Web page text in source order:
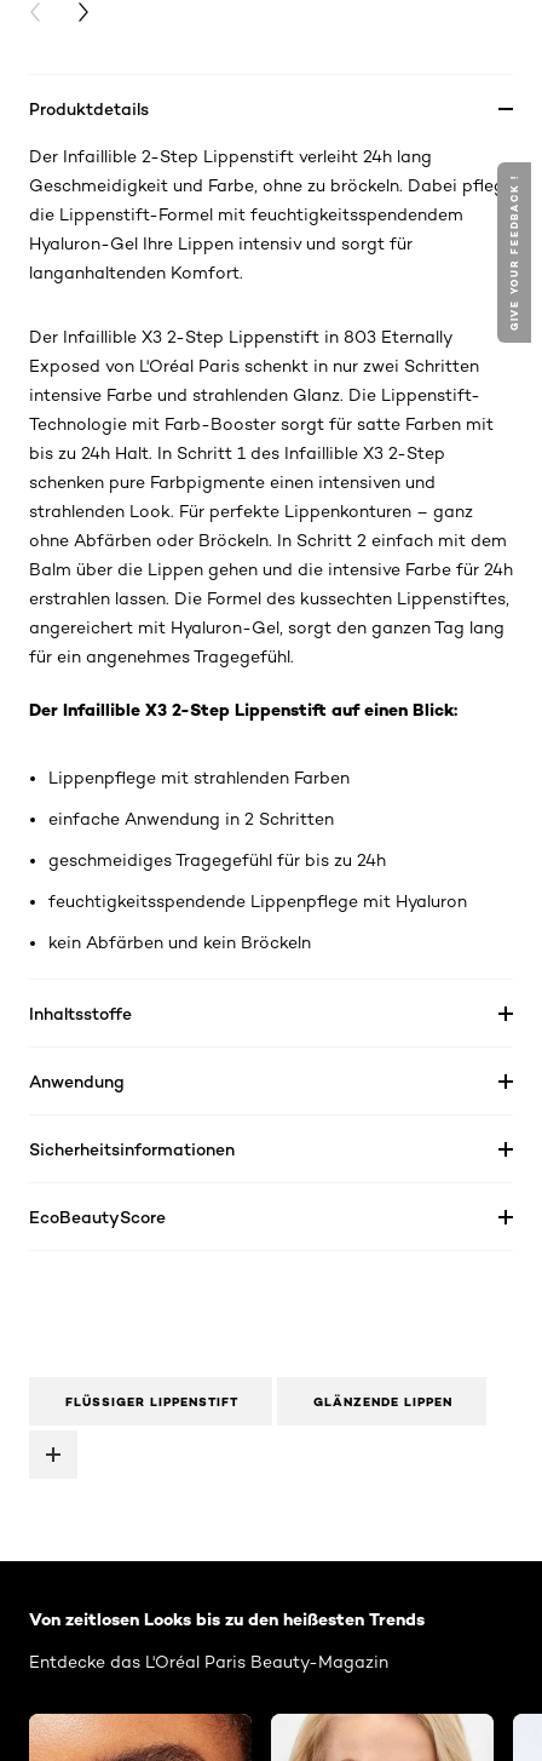
PREVIOUS CARD
NEXT CARD
Produktdetails
Der Infaillible 2-Step Lippenstift verleiht 24h lang
Geschmeidigkeit und Farbe, ohne zu bröckeln. Dabei pflegt
die Lippenstift-Formel mit feuchtigkeitsspendendem
Hyaluron-Gel Ihre Lippen intensiv und sorgt für
langanhaltenden Komfort.
Der Infaillible X3 2-Step Lippenstift in 803 Eternally
Exposed von L'Oréal Paris schenkt in nur zwei Schritten
intensive Farbe und strahlenden Glanz. Die Lippenstift-
Technologie mit Farb-Booster sorgt für satte Farben mit
bis zu 24h Halt. In Schritt 1 des Infaillible X3 2-Step
schenken pure Farbpigmente einen intensiven und
strahlenden Look. Für perfekte Lippenkonturen – ganz
ohne Abfärben oder Bröckeln. In Schritt 2 einfach mit dem
Balm über die Lippen gehen und die intensive Farbe für 24h
erstrahlen lassen. Die Formel des kussechten Lippenstiftes,
angereichert mit Hyaluron-Gel, sorgt den ganzen Tag lang
für ein angenehmes Tragegefühl.
Der Infaillible X3 2-Step Lippenstift auf einen Blick:
Lippenpflege mit strahlenden Farben
einfache Anwendung in 2 Schritten
geschmeidiges Tragegefühl für bis zu 24h
feuchtigkeitsspendende Lippenpflege mit Hyaluron
kein Abfärben und kein Bröckeln
Inhaltsstoffe
Anwendung
Sicherheitsinformationen
EcoBeautyScore
FLÜSSIGER LIPPENSTIFT GLÄNZENDE LIPPEN
Von zeitlosen Looks bis zu den heißesten Trends
Entdecke das L'Oréal Paris Beauty-Magazin
GIVE YOUR FEEDBACK !